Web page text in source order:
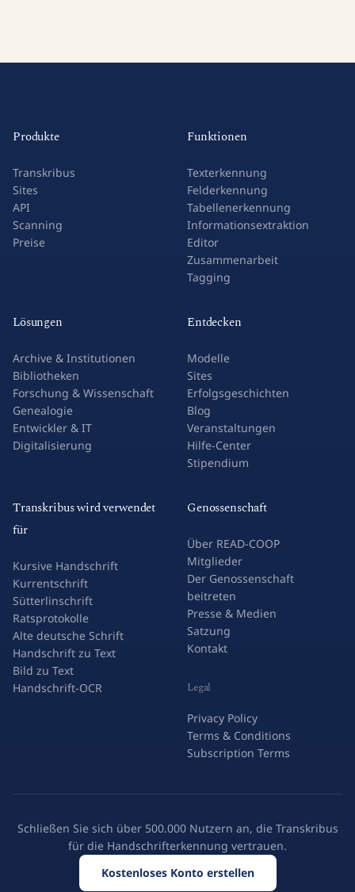
Produkte
Transkribus
Sites
API
Scanning
Preise
Funktionen
Texterkennung
Felderkennung
Tabellenerkennung
Informationsextraktion
Editor
Zusammenarbeit
Tagging
Lösungen
Archive & Institutionen
Bibliotheken
Forschung & Wissenschaft
Genealogie
Entwickler & IT
Digitalisierung
Entdecken
Modelle
Sites
Erfolgsgeschichten
Blog
Veranstaltungen
Hilfe-Center
Stipendium
Transkribus wird verwendet
für
Kursive Handschrift
Kurrentschrift
Sütterlinschrift
Ratsprotokolle
Alte deutsche Schrift
Handschrift zu Text
Bild zu Text
Handschrift-OCR
Genossenschaft
Über READ-COOP
Mitglieder
Der Genossenschaft
beitreten
Presse & Medien
Satzung
Kontakt
Legal
Privacy Policy
Terms & Conditions
Subscription Terms
Schließen Sie sich über 500.000 Nutzern an, die Transkribus
für die Handschrifterkennung vertrauen.
Kostenloses Konto erstellen